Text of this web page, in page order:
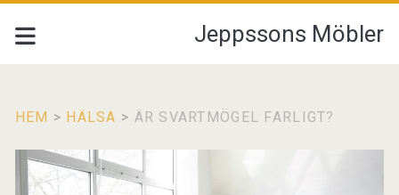
Jeppssons Möbler
HEM > HÄLSA > ÄR SVARTMÖGEL FARLIGT?